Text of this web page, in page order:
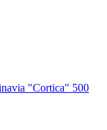
"Cortica" 500